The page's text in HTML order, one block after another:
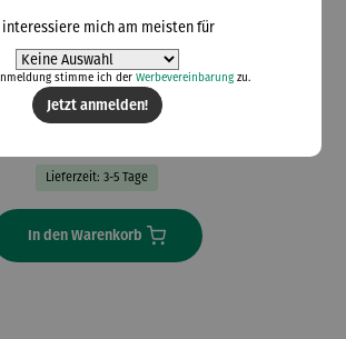
79,20 €
UVP99,00 €
inkl. MwSt. zzgl. Versandkosten
Lieferzeit: 3-5 Tage
In den Warenkorb
interessiere mich am meisten für
stimme ich der Werbevereinbarungzu.
Jetzt anmelden!